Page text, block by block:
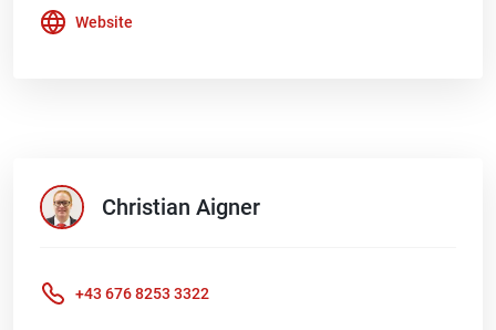
Website
Christian Aigner
+43 676 8253 3322